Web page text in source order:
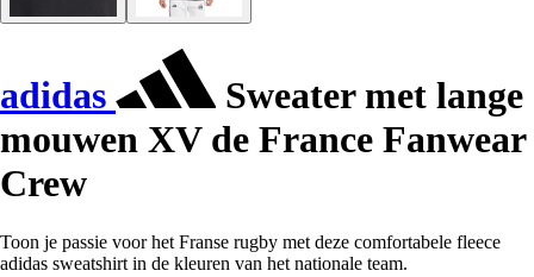
adidas
Sweater met lange
mouwen XV de France Fanwear
Crew
Toon je passie voor het Franse rugby met deze comfortabele fleece
adidas sweatshirt in de kleuren van het nationale team.